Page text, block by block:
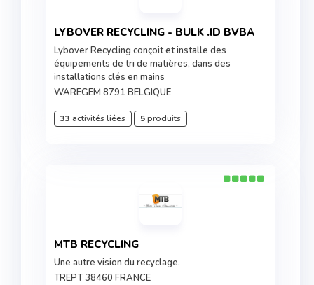
LYBOVER RECYCLING - BULK .ID BVBA
Lybover Recycling conçoit et installe des
équipements de tri de matières, dans des
installations clés en mains
WAREGEM 8791 BELGIQUE
33 activités liées 5produits
MTB RECYCLING
Une autre vision du recyclage.
TREPT 38460 FRANCE